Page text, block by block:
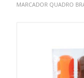
MARCADOR QUADRO